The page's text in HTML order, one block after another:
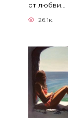
от любви…
26.1к.